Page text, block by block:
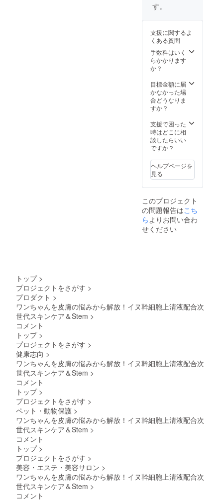
なく変
る場合
がござ
いま
す。予
めご了
さい。
す。
支援に関するよ
くある質問
手数料はいく
らかかります
か？
目標金額に届
かなかった場
合どうなりま
すか？
支援で困った
時はどこに相
談したらいい
ですか？
ヘルプページを
見る
このプロジェクト
の問題報告はこち
ら よりお問い合わ
せください
トップ >
プロジェクトをさがす >
プロダクト >
ワンちゃんを皮膚の悩みから解放！イヌ幹細胞上清液配合次
世代スキンケア＆Stem >
コメント
トップ >
プロジェクトをさがす >
健康志向 >
ワンちゃんを皮膚の悩みから解放！イヌ幹細胞上清液配合次
世代スキンケア＆Stem >
コメント
トップ >
プロジェクトをさがす >
ペット・動物保護 >
ワンちゃんを皮膚の悩みから解放！イヌ幹細胞上清液配合次
世代スキンケア＆Stem >
コメント
トップ >
プロジェクトをさがす >
美容・エステ・美容サロン >
ワンちゃんを皮膚の悩みから解放！イヌ幹細胞上清液配合次
世代スキンケア＆Stem >
コメント